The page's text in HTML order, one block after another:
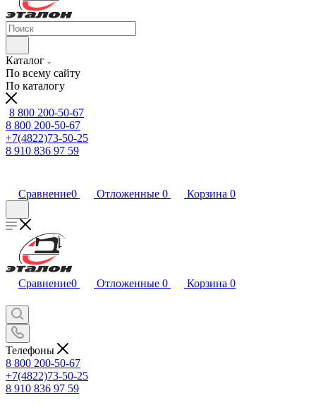
Каталог
По всему сайту
По каталогу
8 800 200-50-67
8 800 200-50-67
+7(4822)73-50-25
8 910 836 97 59
Сравнение0 Отложенные 0 Корзина 0
Сравнение0 Отложенные 0 Корзина 0
Телефоны
8 800 200-50-67
+7(4822)73-50-25
8 910 836 97 59